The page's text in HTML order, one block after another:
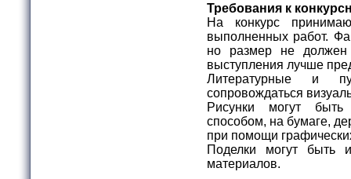
Требования к
На конкурс
выполненных работ.
но размер не
выступления лучше
Литературные и
сопровождаться
Рисунки могут
способом, на бумаге,
при помощи
Поделки могут быть
материалов.